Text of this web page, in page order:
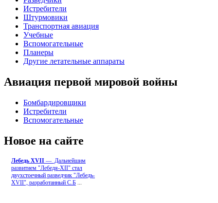
Истребители
Штурмовики
Транспортная авиация
Учебные
Вспомогательные
Планеры
Другие летательные аппараты
Авиация первой мировой войны
Бомбардировщики
Истребители
Вспомогательные
Новое на сайте
Лебедь ХVII — Дальнейшим
развитием "Лебедя-ХII" стал
двухстоечный разведчик "Лебедь-
XVII", разработанный С.Б